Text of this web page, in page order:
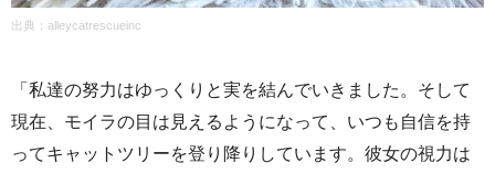
出典：alleycatrescueinc
「私達の努力はゆっくりと実を結んでいきました。そして
現在、モイラの目は見えるようになって、いつも自信を持
ってキャットツリーを登り降りしています。彼女の視力は